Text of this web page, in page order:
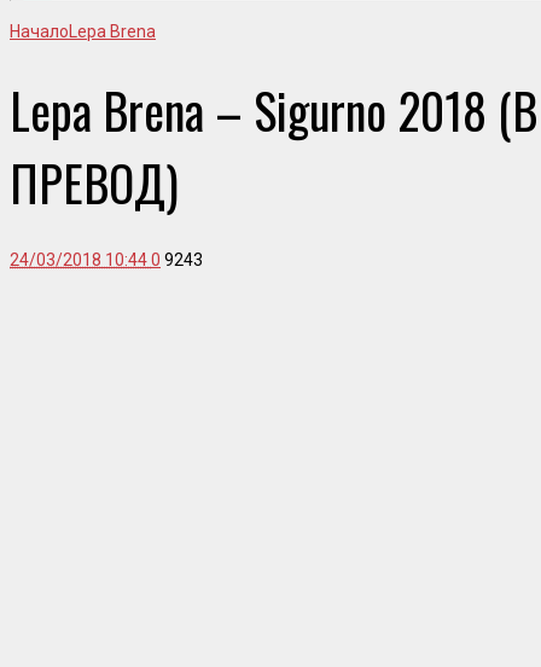
Начало Lepa Brena
Lepa Brena – Sigurno 2018
ПРЕВОД)
24/03/2018 10:440 9243